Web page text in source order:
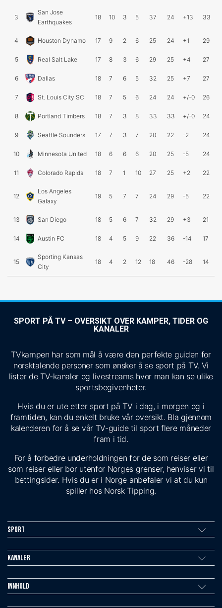
3
San Jose
Earthquakes
18 10 3 5 37 24 +13 33
4 Houston Dynamo 17 9 2 6 25 24 +1 29
5 Real Salt Lake 17 8 3 6 29 25 +4 27
6 Dallas 18 7 6 5 32 25 +7 27
7 St. Louis City SC 18 7 5 6 24 24 +/-0 26
8 Portland Timbers 18 7 3 8 33 33 +/-0 24
9 Seattle Sounders 17 7 3 7 20 22 -2 24
10 Minnesota United 18 6 6 6 20 25 -5 24
11 Colorado Rapids 18 7 1 10 27 25 +2 22
12
Los Angeles
Galaxy
19 5 7 7 24 29 -5 22
13 San Diego 18 5 6 7 32 29 +3 21
14 Austin FC 18 4 5 9 22 36 -14 17
15
Sporting Kansas
City
18 4 2 12 18 46 -28 14
SPORT PÅ TV – OVERSIKT OVER KAMPER, TIDER OG
KANALER
TVkampen har som mål å være den perfekte guiden for
norsktalende personer som ønsker å se sport på TV. Vi
lister de TV-kanaler og livestreams hvor man kan se ulike
sportsbegivenheter.
Hvis du er ute etter sport på TV i dag, i morgen og i
framtiden, kan du enkelt bruke vår oversikt. Bla gjennom
kalenderen for å se vår TV-guide til sport flere måneder
fram i tid.
For å forbedre underholdningen for de som reiser eller
som reiser eller bor utenfor Norges grenser, henviser vi til
bettingsider. Hvis du er i Norge anbefaler vi at du kun
spiller hos Norsk Tipping.
Sport
Kanaler
Innhold